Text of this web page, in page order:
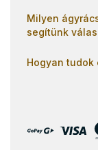
Milyen
segítünk
Hogyan tudok